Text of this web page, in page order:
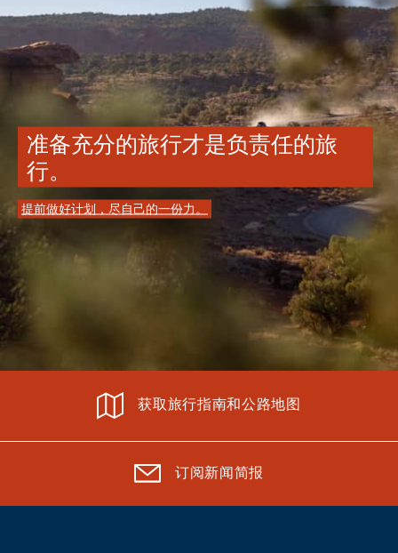
准备充分的旅行才是负责任的旅
行。
提前做好计划，尽自己的一份力。
获取旅行指南和公路地图
订阅新闻简报